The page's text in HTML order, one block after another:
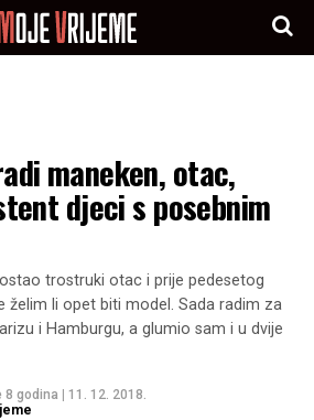
maneken, otac,
djeci s posebnim
trostruki otac i prije pedesetog
želim li opet biti model. Sada radim za
i Hamburgu, a glumio sam i u dvije
8 godina
11. 12. 2018.